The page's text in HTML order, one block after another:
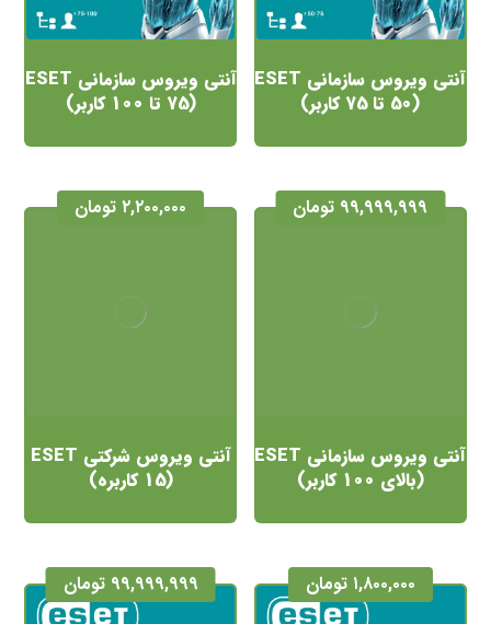
آنتی ویروس سازمانی ESET
(50 تا 75 کاربر)
آنتی ویروس سازمانی ESET
(75 تا 100 کاربر)
آنتی ویروس سازمانی ESET
(بالای 100 کاربر)
۹۹,۹۹۹,۹۹۹ تومان
آنتی ویروس شرکتی ESET
(15 کاربره)
۲,۲۰۰,۰۰۰ تومان
۱,۸۰۰,۰۰۰ تومان ۹۹,۹۹۹,۹۹۹ تومان